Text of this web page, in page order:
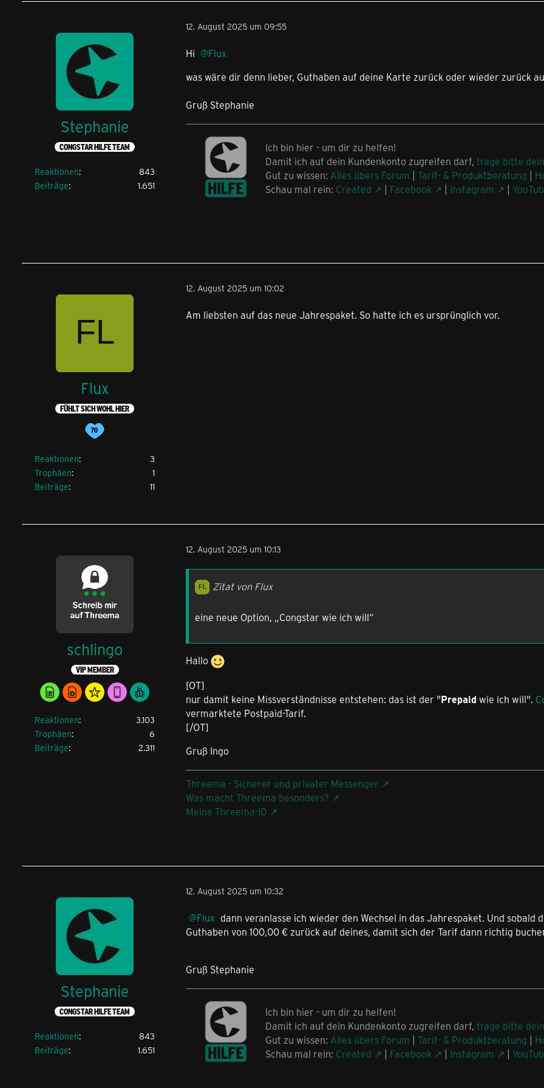
Stephanie
CONGSTAR HILFE TEAM
Reaktionen
843
Beiträge
1.651
12. August 2025 um 09:55
Hi
Flux
was wäre dir denn lieber, Guthaben auf deine Karte zurück oder wieder zurück
Gruß Stephanie
Ich bin hier - um dir zu helfen!
Damit ich auf dein Kundenkonto zugreifen darf, trage bitte
Gut zu wissen: Alles übers Forum | Tarif- & Produktberatung |
Schau mal rein: Created | Facebook | Instagram |
Flux
FÜHLT SICH WOHL HIER
Reaktionen
3
Trophäen
1
Beiträge
11
12. August 2025 um 10:02
Am liebsten auf das neue Jahrespaket. So hatte ich es ursprünglich vor.
schlingo
VIP MEMBER
Reaktionen
3.103
Trophäen
6
Beiträge
2.311
12. August 2025 um 10:13
Zitat von Flux
eine neue Option, „Congstar wie ich will“
Hallo
[OT]
nur damit keine Missverständnisse entstehen: das ist der "Prepaid wie ich will".
vermarktete Postpaid-Tarif.
[/OT]
Gruß Ingo
Threema - Sicherer und privater Messenger
Was macht Threema besonders?
Meine Threema-ID
Stephanie
CONGSTAR HILFE TEAM
Reaktionen
843
Beiträge
1.651
12. August 2025 um 10:32
Flux dann veranlasse ich wieder den Wechsel in das Jahrespaket. Und
Guthaben von 100,00 € zurück auf deines, damit sich der Tarif dann richtig
Gruß Stephanie
Ich bin hier - um dir zu helfen!
Damit ich auf dein Kundenkonto zugreifen darf, trage bitte
Gut zu wissen: Alles übers Forum | Tarif- & Produktberatung |
Schau mal rein: Created | Facebook | Instagram |